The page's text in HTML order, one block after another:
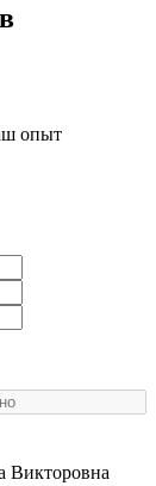
опыт
Викторовна